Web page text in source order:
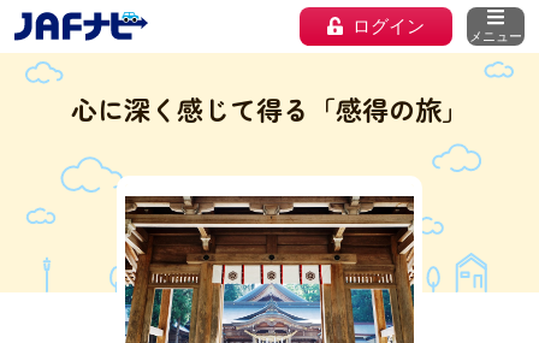
ログイン メニュー
心に深く感じて得る「感得の旅」